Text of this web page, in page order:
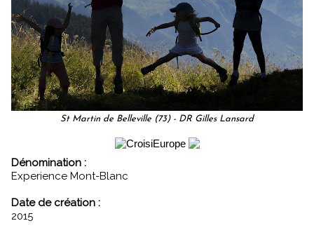
St Martin de Belleville (73) - DR Gilles Lansard
Dénomination :
Experience Mont-Blanc
Date de création :
2015